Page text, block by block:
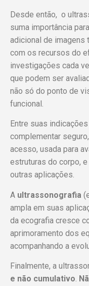
Desde então, o
suma importância
adicional de imagens
com os recursos do
investigações cada
que podem ser
não só do ponto de
funcional.
Entre suas
complementar
acesso, usada para
estruturas do corpo,
outras aplicações.
A ultrassonografia
ampla em suas
da ecografia cresce
aprimoramento dos
acompanhando a
Finalmente, a
e não cumulativo.